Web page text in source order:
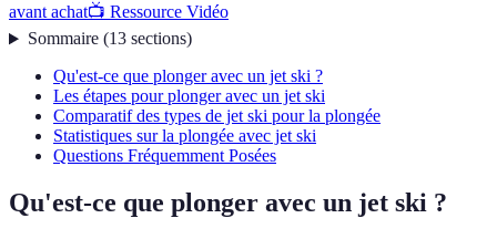
avant achat📺 Ressource Vidéo
Sommaire(13 sections)
Qu'est-ce que plonger avec un jet ski ?
Les étapes pour plonger avec un jet ski
Comparatif des types de jet ski pour la plongée
Statistiques sur la plongée avec jet ski
Questions Fréquemment Posées
Qu'est-ce que plonger avec un jet ski ?